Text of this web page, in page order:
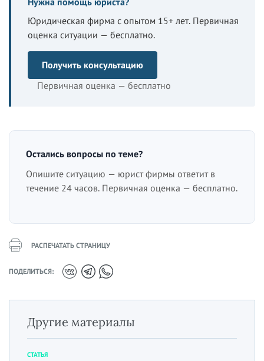
Юридическая фирма с опытом 15+ лет. Первичная
оценка ситуации — бесплатно.
Получить консультацию
Первичная оценка — бесплатно
Остались вопросы по теме?
Опишите ситуацию — юрист фирмы ответит в
течение 24 часов. Первичная оценка — бесплатно.
РАСПЕЧАТАТЬ СТРАНИЦУ
ПОДЕЛИТЬСЯ:
Другие материалы
СТАТЬЯ